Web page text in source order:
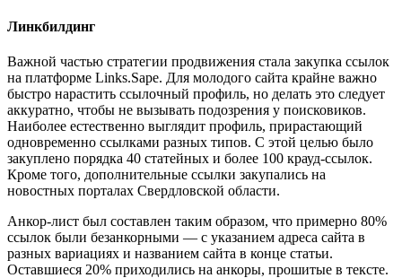
Линкбилдинг
Важной частью стратегии продвижения стала закупка ссылок
на платформе Links.Sape. Для молодого сайта крайне важно
быстро нарастить ссылочный профиль, но делать это следует
аккуратно, чтобы не вызывать подозрения у поисковиков.
Наиболее естественно выглядит профиль, прирастающий
одновременно ссылками разных типов. С этой целью было
закуплено порядка 40 статейных и более 100 крауд-ссылок.
Кроме того, дополнительные ссылки закупались на
новостных порталах Свердловской области.
Анкор-лист был составлен таким образом, что примерно 80%
ссылок были безанкорными — с указанием адреса сайта в
разных вариациях и названием сайта в конце статьи.
Оставшиеся 20% приходились на анкоры, прошитые в тексте.